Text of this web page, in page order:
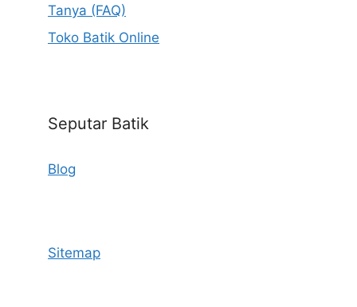
Tanya (FAQ)
Toko Batik Online
Seputar Batik
Blog
Sitemap